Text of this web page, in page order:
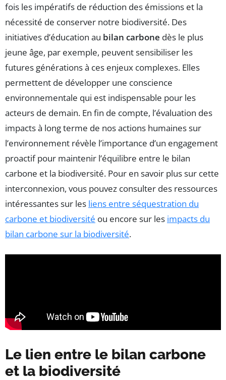
fois les impératifs de réduction des émissions et la
nécessité de conserver notre biodiversité. Des
initiatives d’éducation au bilan carbone dès le plus
jeune âge, par exemple, peuvent sensibiliser les
futures générations à ces enjeux complexes. Elles
permettent de développer une conscience
environnementale qui est indispensable pour les
acteurs de demain. En fin de compte, l’évaluation des
impacts à long terme de nos actions humaines sur
l’environnement révèle l’importance d’un engagement
proactif pour maintenir l’équilibre entre le bilan
carbone et la biodiversité. Pour en savoir plus sur cette
interconnexion, vous pouvez consulter des ressources
intéressantes sur les liens entre séquestration du
carbone et biodiversité ou encore sur les impacts du
bilan carbone sur la biodiversité.
Le lien entre le bilan carbone
et la biodiversité